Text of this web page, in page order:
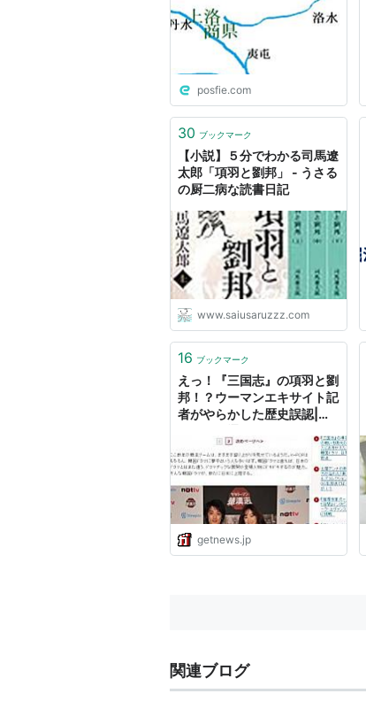
posfie.com
30 ブックマーク
【小説】５分でわかる司馬遼
太郎「項羽と劉邦」 - うさる
の厨二病な読書日記
www.saiusaruzzz.com
16 ブックマーク
えっ！『三国志』の項羽と劉
邦！？ウーマンエキサイト記
者がやらかした歴史誤認|ガ
getnews.jp
関連ブログ